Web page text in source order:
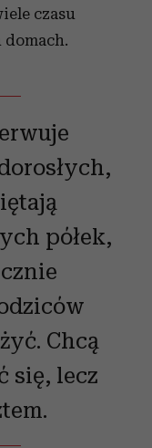
czasu
półek,
Chcą
się, lecz